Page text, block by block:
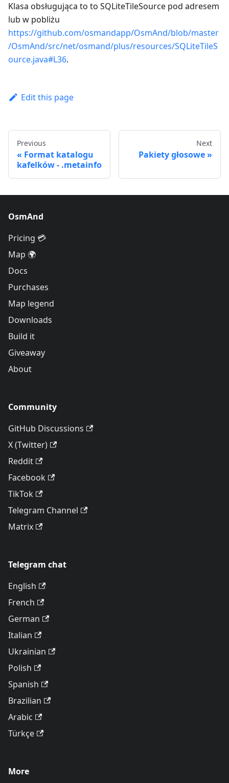
Klasa obsługująca to to SQLiteTileSource pod adresem
lub w pobliżu
https://github.com/osmandapp/OsmAnd/blob/master
/OsmAnd/src/net/osmand/plus/resources/SQLiteTileS
ource.java#L36.
Edit this page
Previous
Format katalogu
kafelków - .metainfo
Next
Pakiety głosowe
OsmAnd
Pricing 💳
Map 🌍
Docs
Purchases
Map legend
Downloads
Build it
Giveaway
About
Community
GitHub Discussions
X (Twitter)
Reddit
Facebook
TikTok
Telegram Channel
Matrix
Telegram chat
English
French
German
Italian
Ukrainian
Polish
Spanish
Brazilian
Arabic
Türkçe
More